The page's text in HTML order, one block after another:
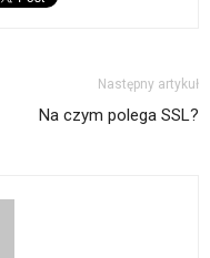
Następny artykuł
Na czym polega SSL?